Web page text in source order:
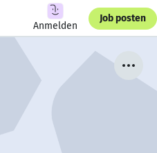
Anmelden
Job posten